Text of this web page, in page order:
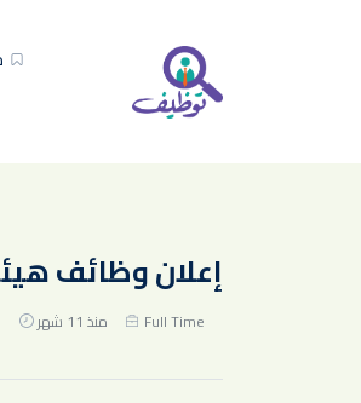
إعلان وظائف
Full Time منذ 11 شهر